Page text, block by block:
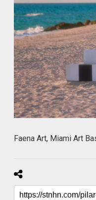
Faena Art, Miami Art